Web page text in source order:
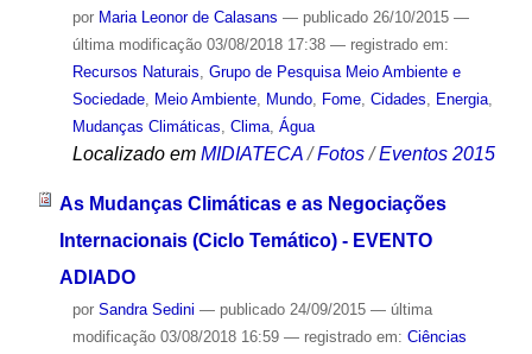
por Maria Leonor de Calasans — publicado26/10/2015 —
última modificação03/08/2018 17:38 — registrado em:
Recursos Naturais Grupo de Pesquisa Meio Ambiente e
Sociedade, Meio Ambiente, Mundo, Fome, Cidades Energia,
Mudanças Climáticas Clima, Água
Localizado em MIDIATECA /Fotos /Eventos 2015
As Mudanças Climáticas e as Negociações
Internacionais (Ciclo Temático) - EVENTO
ADIADO
por Sandra Sedini — publicado24/09/2015 — última
modificação03/08/2018 16:59 — registrado em: Ciências